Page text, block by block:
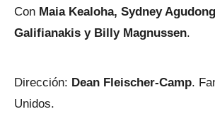
Con Maia Kealoha, Sydney
Galifianakis y Billy Magnussen.
Dirección: Dean Fleischer-Camp.
Unidos.